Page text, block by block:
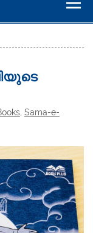
, Sama-e-